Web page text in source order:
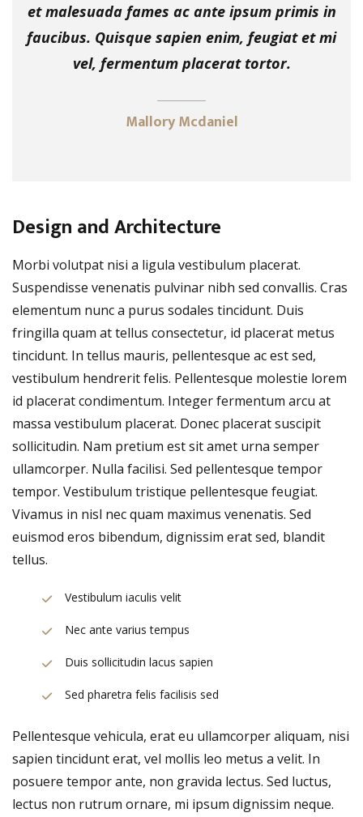
et malesuada fames ac ante ipsum primis in
faucibus. Quisque sapien enim, feugiat et mi
vel, fermentum placerat tortor.
Mallory Mcdaniel
Design and Architecture
Morbi volutpat nisi a ligula vestibulum placerat.
Suspendisse venenatis pulvinar nibh sed convallis. Cras
elementum nunc a purus sodales tincidunt. Duis
fringilla quam at tellus consectetur, id placerat metus
tincidunt. In tellus mauris, pellentesque ac est sed,
vestibulum hendrerit felis. Pellentesque molestie lorem
id placerat condimentum. Integer fermentum arcu at
massa vestibulum placerat. Donec placerat suscipit
sollicitudin. Nam pretium est sit amet urna semper
ullamcorper. Nulla facilisi. Sed pellentesque tempor
tempor. Vestibulum tristique pellentesque feugiat.
Vivamus in nisl nec quam maximus venenatis. Sed
euismod eros bibendum, dignissim erat sed, blandit
tellus.
Vestibulum iaculis velit
Nec ante varius tempus
Duis sollicitudin lacus sapien
Sed pharetra felis facilisis sed
Pellentesque vehicula, erat eu ullamcorper aliquam, nisi
sapien tincidunt erat, vel mollis leo metus a velit. In
posuere tempor ante, non gravida lectus. Sed luctus,
lectus non rutrum ornare, mi ipsum dignissim neque.